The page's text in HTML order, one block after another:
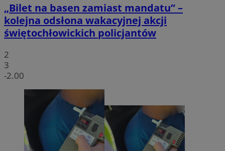
„Bilet na basen zamiast mandatu” –
kolejna odsłona wakacyjnej akcji
świętochłowickich policjantów
2
3
-2.00